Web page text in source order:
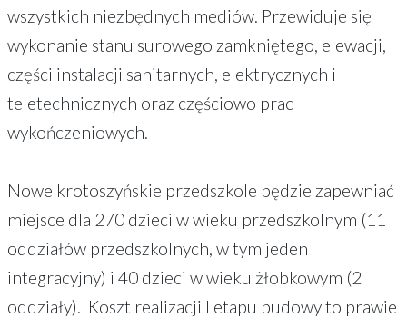
wszystkich niezbędnych mediów. Przewiduje się
wykonanie stanu surowego zamkniętego, elewacji,
części instalacji sanitarnych, elektrycznych i
teletechnicznych oraz częściowo prac
wykończeniowych.
Nowe krotoszyńskie przedszkole będzie zapewniać
miejsce dla 270 dzieci w wieku przedszkolnym (11
oddziałów przedszkolnych, w tym jeden
integracyjny) i 40 dzieci w wieku żłobkowym (2
oddziały). Koszt realizacji I etapu budowy to prawie